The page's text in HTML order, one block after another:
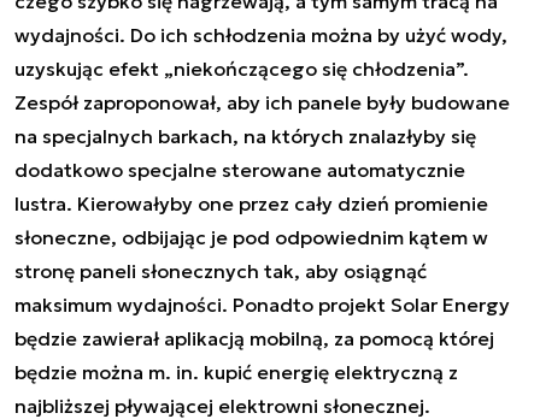
wydajności. Do ich schłodzenia można by użyć wody,
uzyskując efekt „niekończącego się chłodzenia”.
Zespół zaproponował, aby ich panele były budowane
na specjalnych barkach, na których znalazłyby się
dodatkowo specjalne sterowane automatycznie
lustra. Kierowałyby one przez cały dzień promienie
słoneczne, odbijając je pod odpowiednim kątem w
stronę paneli słonecznych tak, aby osiągnąć
maksimum wydajności. Ponadto projekt Solar Energy
będzie zawierał aplikacją mobilną, za pomocą której
będzie można m. in. kupić energię elektryczną z
najbliższej pływającej elektrowni słonecznej.